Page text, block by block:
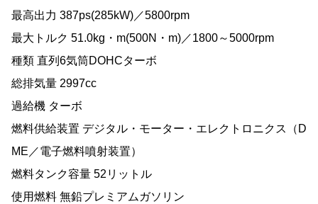
最高出力 387ps(285kW)／5800rpm
最大トルク 51.0kg・m(500N・m)／1800～5000rpm
種類 直列6気筒DOHCターボ
総排気量 2997cc
過給機 ターボ
燃料供給装置 デジタル・モーター・エレクトロニクス（D
ME／電子燃料噴射装置）
燃料タンク容量 52リットル
使用燃料 無鉛プレミアムガソリン